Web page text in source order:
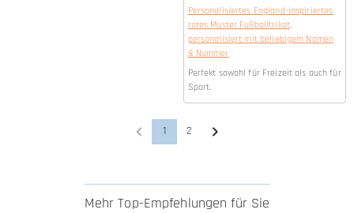
Personalisiertes England-inspiriertes
rotes Muster Fußballtrikot,
personalisiert mit beliebigem Namen
& Nummer
Perfekt sowohl für Freizeit als auch für
Sport.
1 2
Mehr Top-Empfehlungen für Sie